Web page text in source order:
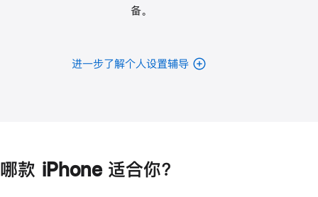
备。
进一步了解个人设置辅导
哪款 iPhone 适合你？